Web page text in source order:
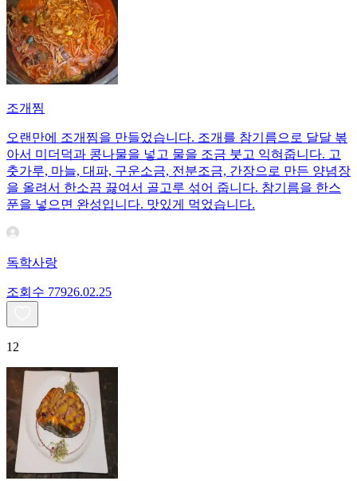
조개찜
오랜만에 조개찜을 만들었습니다. 조개를 참기름으로 달달 볶
아서 미더덕과 콩나물을 넣고 물을 조금 붓고 익혀줍니다. 고
춧가루, 마늘, 대파, 구운소금, 전분조금, 간장으로 만든 양념장
을 올려서 한소끔 끓여서 골고루 섞어 줍니다. 참기름을 한스
푼을 넣으면 완성입니다. 맛있게 먹었습니다.
독학사랑
조회수 77926.02.25
12